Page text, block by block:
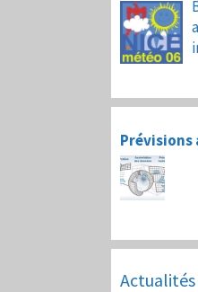
Actualités